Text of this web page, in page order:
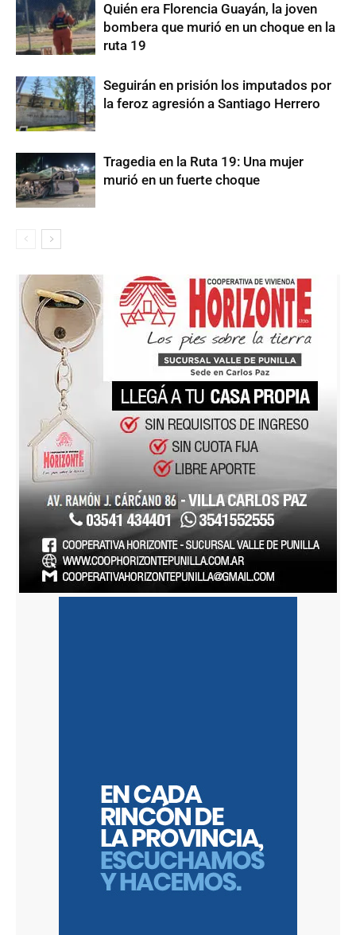
Quién era Florencia Guayán, la joven
bombera que murió en un choque en la
ruta 19
Seguirán en prisión los imputados por
la feroz agresión a Santiago Herrero
Tragedia en la Ruta 19: Una mujer
murió en un fuerte choque